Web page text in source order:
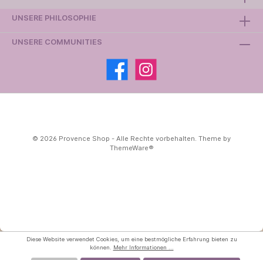
UNSERE PHILOSOPHIE
UNSERE COMMUNITIES
© 2026 Provence Shop - Alle Rechte vorbehalten. Theme by
ThemeWare®
Diese Website verwendet Cookies, um eine bestmögliche Erfahrung bieten zu
können. Mehr Informationen ...